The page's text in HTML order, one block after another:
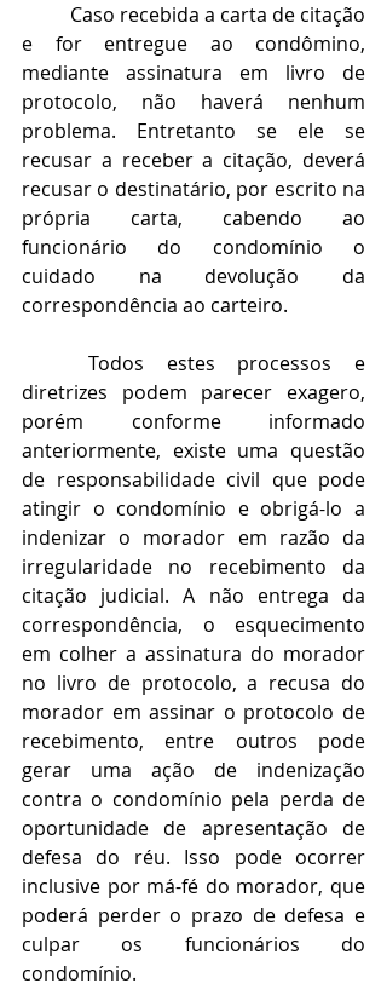
Caso recebida a carta de citação
e for entregue ao condômino,
mediante assinatura em livro de
protocolo, não haverá nenhum
problema. Entretanto se ele se
recusar a receber a citação, deverá
recusar o destinatário, por escrito na
própria carta, cabendo ao
funcionário do condomínio o
cuidado na devolução da
correspondência ao carteiro.
Todos estes processos e
diretrizes podem parecer exagero,
porém conforme informado
anteriormente, existe uma questão
de responsabilidade civil que pode
atingir o condomínio e obrigá-lo a
indenizar o morador em razão da
irregularidade no recebimento da
citação judicial. A não entrega da
correspondência, o esquecimento
em colher a assinatura do morador
no livro de protocolo, a recusa do
morador em assinar o protocolo de
recebimento, entre outros pode
gerar uma ação de indenização
contra o condomínio pela perda de
oportunidade de apresentação de
defesa do réu. Isso pode ocorrer
inclusive por má-fé do morador, que
poderá perder o prazo de defesa e
culpar os funcionários do
condomínio.